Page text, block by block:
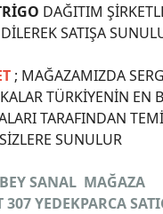
DAĞITIM
SATIŞA
; MAĞAZAMIZDA
TÜRKİYENİN EN
TARAFINDAN
SİZLERE SUNULUR
SANAL MAĞAZA
307 YEDEKPARCA